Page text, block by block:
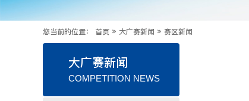
您当前的位置： 首页 » 大广赛新闻 » 赛区新闻
大广赛新闻
COMPETITION NEWS